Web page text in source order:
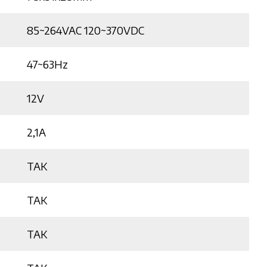
85~264VAC 120~370VDC
47~63Hz
12V
2,1A
TAK
TAK
TAK